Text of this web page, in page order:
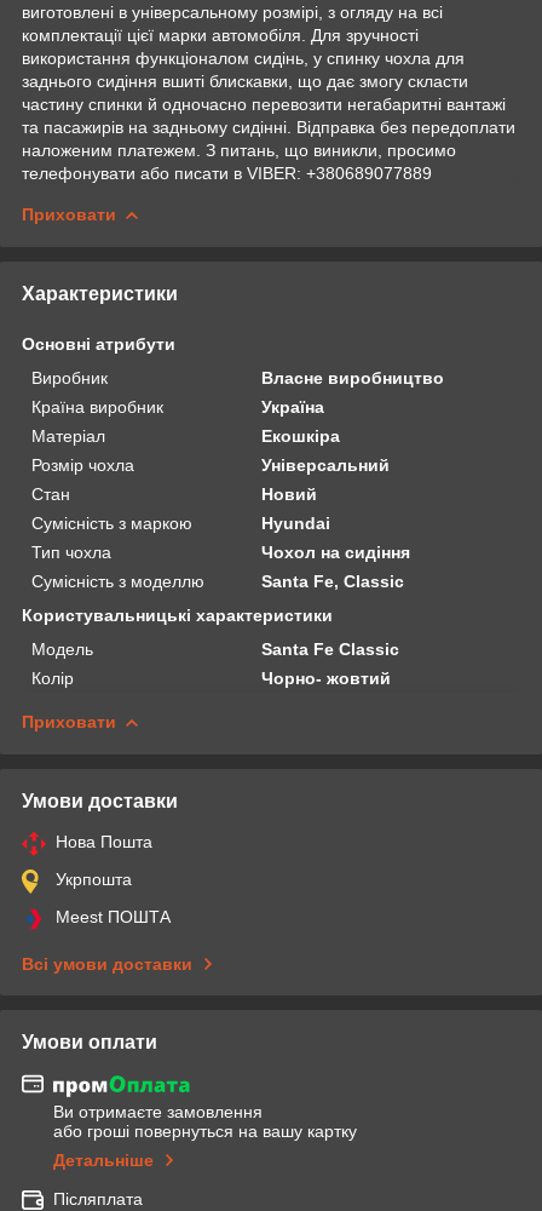
виготовлені в універсальному розмірі, з огляду на всі
комплектації цієї марки автомобіля. Для зручності
використання функціоналом сидінь, у спинку чохла для
заднього сидіння вшиті блискавки, що дає змогу скласти
частину спинки й одночасно перевозити негабаритні вантажі
та пасажирів на задньому сидінні. Відправка без передоплати
наложеним платежем. З питань, що виникли, просимо
телефонувати або писати в VIBER: +380689077889
Приховати
Характеристики
Основні атрибути
Виробник
Власне виробництво
Країна виробник
Україна
Матеріал
Екошкіра
Розмір чохла
Універсальний
Стан
Новий
Сумісність з маркою
Hyundai
Тип чохла
Чохол на сидіння
Сумісність з моделлю
Santa Fe, Classic
Користувальницькі характеристики
Мoдель
Santa Fe Classic
Колір
Чорно- жовтий
Приховати
Умови доставки
Нова Пошта
Укрпошта
Meest ПОШТА
Всі умови доставки
Умови оплати
Ви отримаєте замовлення
або гроші повернуться на вашу картку
Детальніше
Післяплата